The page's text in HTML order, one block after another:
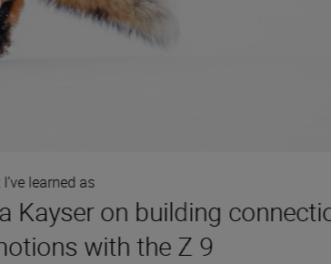
learned as
Kayser on building
with the Z 9